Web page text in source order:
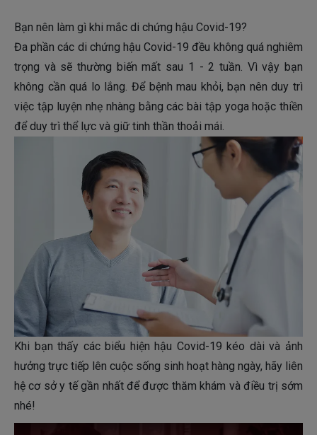
Bạn nên làm gì khi mắc di chứng hậu Covid-19?
Đa phần các di chứng hậu Covid-19 đều không quá nghiêm
trọng và sẽ thường biến mất sau 1 - 2 tuần. Vì vậy bạn
không cần quá lo lắng. Để bệnh mau khỏi, bạn nên duy trì
việc tập luyện nhẹ nhàng bằng các bài tập yoga hoặc thiền
để duy trì thể lực và giữ tinh thần thoải mái.
Khi bạn thấy các biểu hiện hậu Covid-19 kéo dài và ảnh
hưởng trực tiếp lên cuộc sống sinh hoạt hàng ngày, hãy liên
hệ cơ sở y tế gần nhất để được thăm khám và điều trị sớm
nhé!